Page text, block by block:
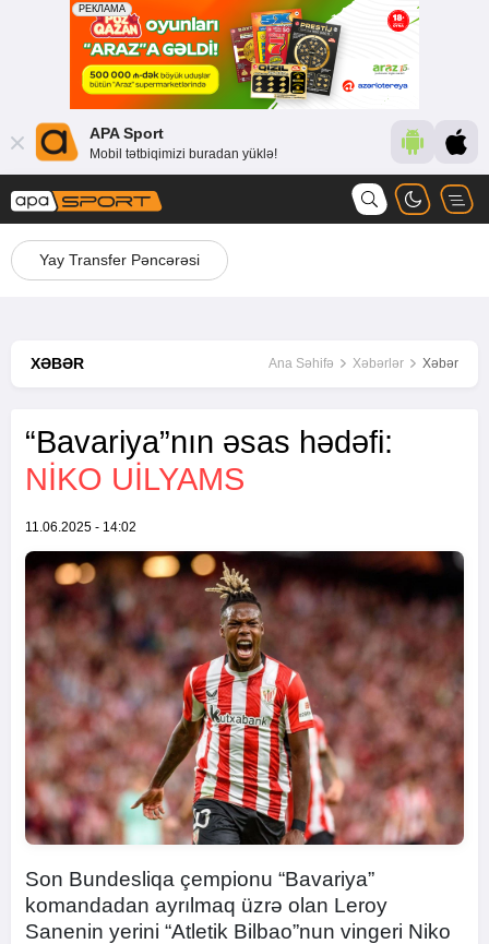
APA Sport
Mobil tətbiqimizi buradan yüklə!
Yay Transfer Pəncərəsi
XƏBƏR Ana Səhifə Xəbərlər Xəbər
“Bavariya”nın əsas hədəfi:
NIKO UILYAMS
11.06.2025 - 14:02
Son Bundesliqa çempionu “Bavariya”
komandadan ayrılmaq üzrə olan Leroy
Sanenin yerini “Atletik Bilbao”nun vingeri Niko